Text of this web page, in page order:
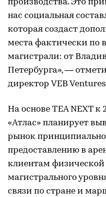
производства. Это
нас социальная
которая создаст
места фактически по
магистрали: от
Петербурга», —
директор VEB
На основе TEA NEXT
«Атлас» планирует
рынок
предоставлению в
клиентам
магистрального
связи по стране и